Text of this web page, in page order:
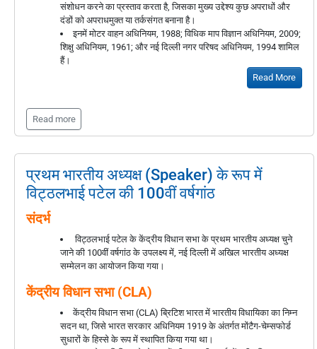
संशोधन करने का प्रस्ताव करता है, जिसका मुख्य उद्देश्य कुछ अपराधों और
दंडों को अपराधमुक्त या तर्कसंगत बनाना है।
इनमें मोटर वाहन अधिनियम, 1988; विधिक माप विज्ञान अधिनियम, 2009;
शिक्षु अधिनियम, 1961; और नई दिल्ली नगर परिषद अधिनियम, 1994 शामिल
हैं।
Read More
Read more
प्रथम भारतीय अध्यक्ष (Speaker) के रूप में
विट्ठलभाई पटेल की 100वीं वर्षगांठ
संदर्भ
विट्ठलभाई पटेल के केंद्रीय विधान सभा के प्रथम भारतीय अध्यक्ष चुने
जाने की 100वीं वर्षगांठ के उपलक्ष्य में, नई दिल्ली में अखिल भारतीय अध्यक्ष
सम्मेलन का आयोजन किया गया।
केंद्रीय विधान सभा (CLA)
केंद्रीय विधान सभा (CLA) ब्रिटिश भारत में भारतीय विधायिका का निम्न
सदन था, जिसे भारत सरकार अधिनियम 1919 के अंतर्गत मोंटैग-चेम्सफोर्ड
सुधारों के हिस्से के रूप में स्थापित किया गया था।